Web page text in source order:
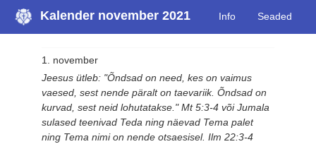
Kalender november 2021 Info Seaded
1. november
Jeesus ütleb: "Õndsad on need, kes on vaimus
vaesed, sest nende päralt on taevariik. Õndsad on
kurvad, sest neid lohutatakse." Mt 5:3-4 või Jumala
sulased teenivad Teda ning näevad Tema palet
ning Tema nimi on nende otsaesisel. Ilm 22:3-4